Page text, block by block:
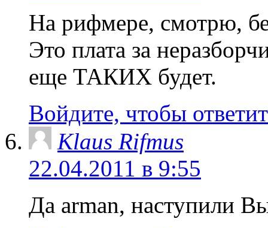
На рифмере, смотрю,
Это плата за
еще ТАКИХ будет.
Войдите, чтобы
Klaus Rifmus
22.04.2011 в 9:55
Да arman, наступили